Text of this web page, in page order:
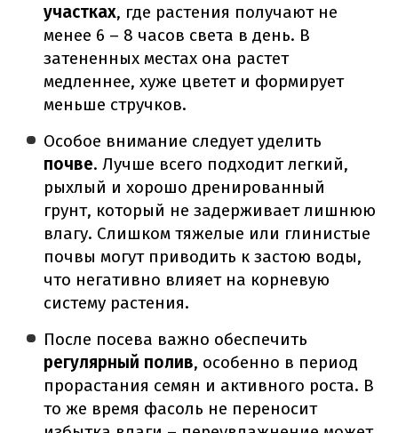
участках, где растения получают не
менее 6 – 8 часов света в день. В
затененных местах она растет
медленнее, хуже цветет и формирует
меньше стручков.
Особое внимание следует уделить
почве. Лучше всего подходит легкий,
рыхлый и хорошо дренированный
грунт, который не задерживает лишнюю
влагу. Слишком тяжелые или глинистые
почвы могут приводить к застою воды,
что негативно влияет на корневую
систему растения.
После посева важно обеспечить
регулярный полив, особенно в период
прорастания семян и активного роста. В
то же время фасоль не переносит